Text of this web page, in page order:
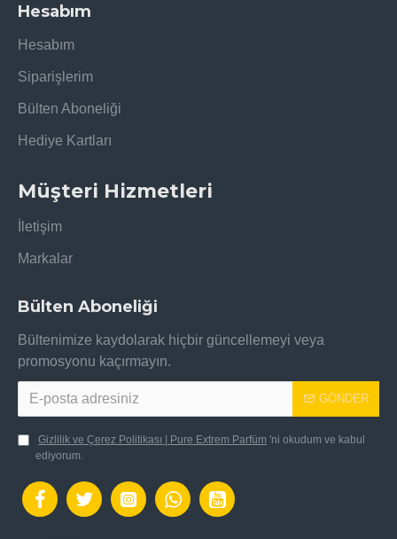
Hesabım
Hesabım
Siparişlerim
Bülten Aboneliği
Hediye Kartları
Müşteri Hizmetleri
İletişim
Markalar
Bülten Aboneliği
Bültenimize kaydolarak hiçbir güncellemeyi veya
promosyonu kaçırmayın.
GÖNDER
Gizlilik ve Çerez Politikası | Pure Extrem Parfüm 'ni okudum ve kabul
ediyorum.